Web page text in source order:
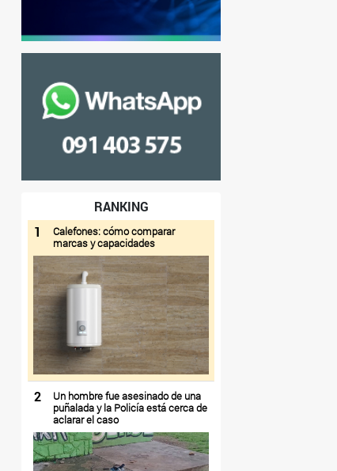
RANKING
1
Calefones: cómo comparar
marcas y capacidades
2
Un hombre fue asesinado de una
puñalada y la Policía está cerca de
aclarar el caso